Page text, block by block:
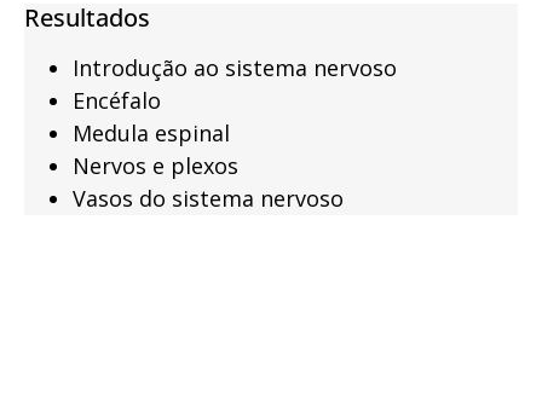
Resultados
Introdução ao sistema nervoso
Encéfalo
Medula espinal
Nervos e plexos
Vasos do sistema nervoso